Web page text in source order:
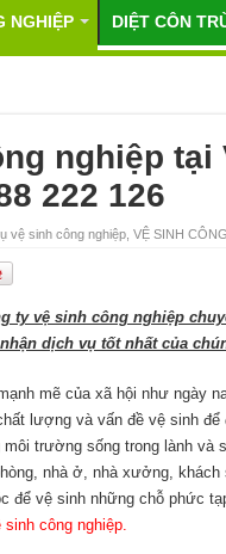
NGHIỆP DIỆT CÔN
nghiệp tại
222 126
vệ sinh công nghiệp VỆ SINH
ty vệ sinh công nghiệp
dịch vụ tốt nhất của
mẽ của xã hội như ngày
lượng và vấn đề vệ sinh
môi trường sống trong lành
nhà ở, nhà xưởng,
để vệ sinh những chỗ phức
công nghiệp.